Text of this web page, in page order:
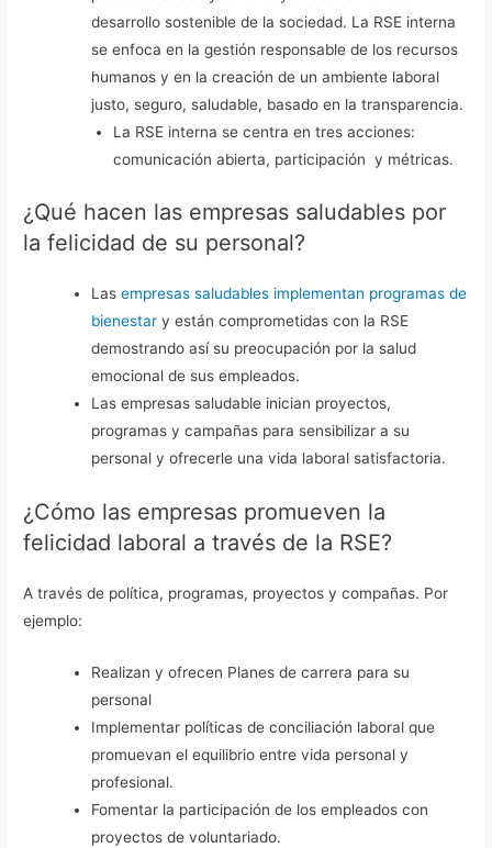
desarrollo sostenible de la sociedad. La RSE interna
se enfoca en la gestión responsable de los recursos
humanos y en la creación de un ambiente laboral
justo, seguro, saludable, basado en la transparencia.
La RSE interna se centra en tres acciones:
comunicación abierta, participación y métricas.
¿Qué hacen las empresas saludables por
la felicidad de su personal?
Lasempresas saludables implementan programas de
bienestary están comprometidas con la RSE
demostrando así su preocupación por la salud
emocional de sus empleados.
Las empresas saludable inician proyectos,
programas y campañas para sensibilizar a su
personal y ofrecerle una vida laboral satisfactoria.
¿Cómo las empresas promueven la
felicidad laboral a través de la RSE?
A través de política, programas, proyectos y compañas. Por
ejemplo:
Realizan y ofrecen Planes de carrera para su
personal
Implementar políticas de conciliación laboral que
promuevan el equilibrio entre vida personal y
profesional.
Fomentar la participación de los empleados con
proyectos de voluntariado.